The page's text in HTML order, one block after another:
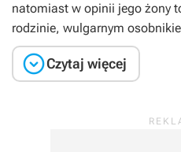
natomiast w opinii jego żony
rodzinie, wulgarnym
Czytaj więcej